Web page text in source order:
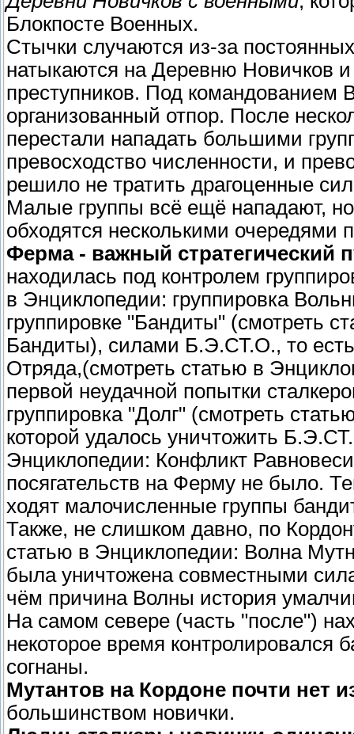
Блокпосте Военных.
Стычки случаются из-за
натыкаются на Деревню Новичков
преступников. Под командованием
организованный отпор. После
перестали нападать большими
превосходство численности, и
решило не тратить драгоценные
Малые группы всё ещё нападают,
обходятся несколькими очередями
Ферма - важный стратегический
находилась под контролем
в Энциклопедии: группировка
группировке "Бандиты" (смотреть
Бандиты), силами Б.Э.СТ.О., то есть
Отряда,(смотреть статью в
первой неудачной попытки
группировка "Долг" (смотреть
которой удалось уничтожить
Энциклопедии: Конфликт
посягательств на Ферму не было.
ходят малочисленные группы
Также, не слишком давно, по
статью в Энциклопедии: Волна
была уничтожена совместными
чём причина Волны история
На самом севере (часть "после")
некоторое время контролировался
согнаны.
Мутантов на Кордоне почти нет
большинством новички.